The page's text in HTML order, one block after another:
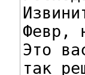
Февр,
Это
так